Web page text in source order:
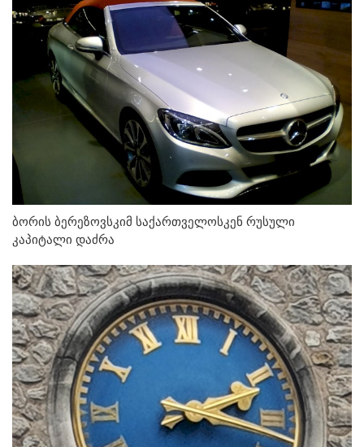
ბორის ბერეზოვსკიმ საქართველოსკენ რუსული
კაპიტალი დაძრა